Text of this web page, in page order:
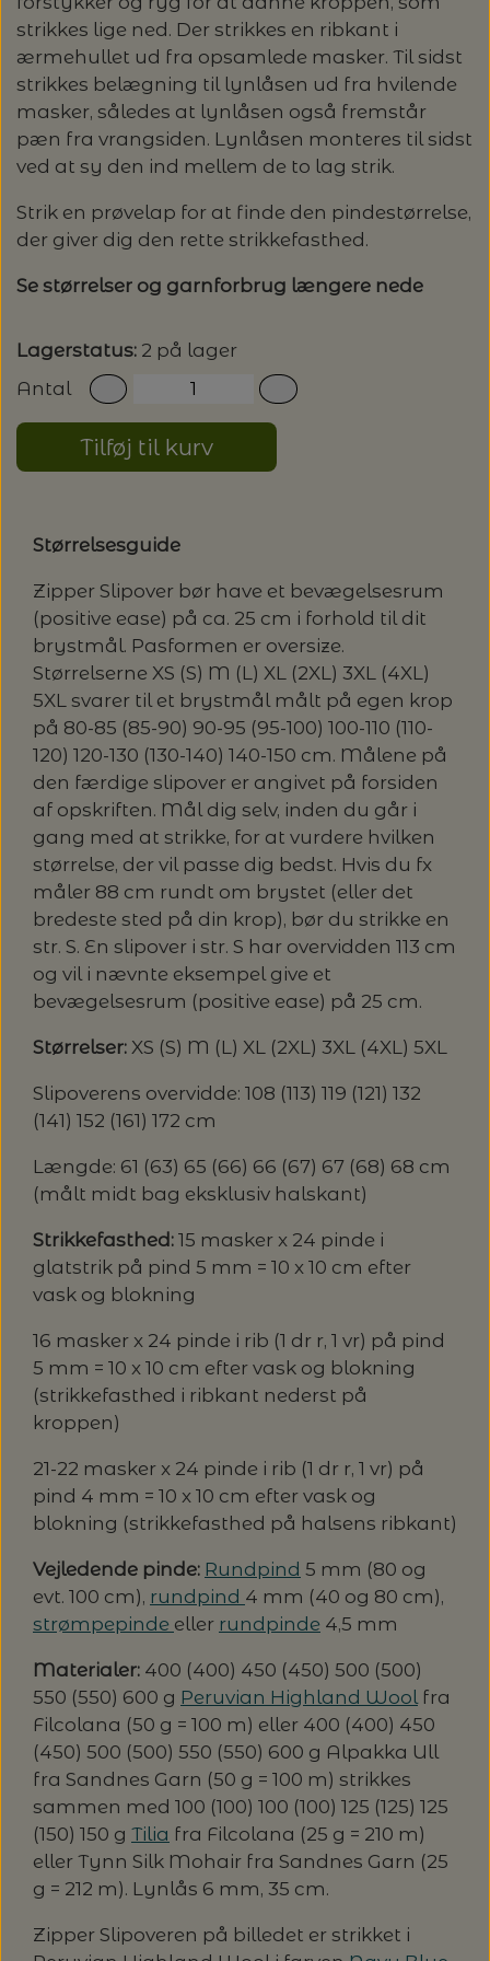
PASCUALI: NEPAL - SPAR 20%
PASCULI: SUAVE - SPAR 20%
PÅ ALLE KITS
SPAR 40% - GLERUPS STØVLER BØRN (STR.
PERMIN: SPAR 30% PÅ ALLE
JULEBRODERIER
BALDYRE: UDVALGTE BRODERIER - SPAR
LANG YARNS
MONDIAL
RAUMA GARN
SOMMERGARN
LENE HOLME SAMSØE - LEKNIT
MY FAVOURITE THINGS KNITWEAR
ODD ROW
OTHER LOOPS
PETITEKNIT
RAUMA
SUSIE HAUMANN
MASKESTOPPERE
MASKEWIRES
MÅLEBÅND / PINDEMÅLERE
OPSKRIFTHOLDER FRA KNITPRO -
STRIKKE- OG SYNÅLE
SYTRÅD
strikkes lige ned. Der strikkes en ribkant i
ærmehullet ud fra opsamlede masker. Til sidst
strikkes belægning til lynlåsen ud fra hvilende
masker, således at lynlåsen også fremstår
pæn fra vrangsiden. Lynlåsen monteres til sidst
ved at sy den ind mellem de to lag strik.
Strik en prøvelap for at finde den pindestørrelse,
der giver dig den rette strikkefasthed.
Se størrelser og garnforbrug længere nede
Lagerstatus: 2 på lager
Antal
Tilføj til kurv
Størrelsesguide
Zipper Slipover bør have et bevægelsesrum
(positive ease) på ca. 25 cm i forhold til dit
brystmål. Pasformen er oversize.
Størrelserne XS (S) M (L) XL (2XL) 3XL (4XL)
5XL svarer til et brystmål målt på egen krop
på 80-85 (85-90) 90-95 (95-100) 100-110 (110-
120) 120-130 (130-140) 140-150 cm. Målene på
den færdige slipover er angivet på forsiden
af opskriften. Mål dig selv, inden du går i
gang med at strikke, for at vurdere hvilken
størrelse, der vil passe dig bedst. Hvis du fx
måler 88 cm rundt om brystet (eller det
bredeste sted på din krop), bør du strikke en
str. S. En slipover i str. S har overvidden 113 cm
og vil i nævnte eksempel give et
bevægelsesrum (positive ease) på 25 cm.
Størrelser: XS (S) M (L) XL (2XL) 3XL (4XL) 5XL
Slipoverens overvidde: 108 (113) 119 (121) 132
(141) 152 (161) 172 cm
Længde: 61 (63) 65 (66) 66 (67) 67 (68) 68 cm
(målt midt bag eksklusiv halskant)
Strikkefasthed: 15 masker x 24 pinde i
glatstrik på pind 5 mm = 10 x 10 cm efter
vask og blokning
16 masker x 24 pinde i rib (1 dr r, 1 vr) på pind
5 mm = 10 x 10 cm efter vask og blokning
(strikkefasthed i ribkant nederst på
kroppen)
21-22 masker x 24 pinde i rib (1 dr r, 1 vr) på
pind 4 mm = 10 x 10 cm efter vask og
blokning (strikkefasthed på halsens ribkant)
Vejledende pinde: Rundpind 5 mm (80 og
evt. 100 cm), rundpind 4 mm (40 og 80 cm),
strømpepinde eller rundpinde 4,5 mm
Materialer: 400 (400) 450 (450) 500 (500)
550 (550) 600 g Peruvian Highland Wool fra
Filcolana (50 g = 100 m) eller 400 (400) 450
(450) 500 (500) 550 (550) 600 g Alpakka Ull
fra Sandnes Garn (50 g = 100 m) strikkes
sammen med 100 (100) 100 (100) 125 (125) 125
(150) 150 g Tilia fra Filcolana (25 g = 210 m)
eller Tynn Silk Mohair fra Sandnes Garn (25
g = 212 m). Lynlås 6 mm, 35 cm.
Zipper Slipoveren på billedet er strikket i